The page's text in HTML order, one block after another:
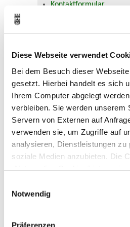
Diese Webseite verwendet
Bei dem Besuch dieser
gesetzt. Hierbei handelt es sich
Ihrem Computer abgelegt
verbleiben. Sie werden unserem
Servern von Externen auf
verwenden sie, um Zugriffe auf
analysieren, Dienstleistungen zu
soziale Medien anzubieten. Die
Drittländern (USA) mit
Datenschutzniveau verarbeiten.
dass diese zu Kontroll- und
Notwendig
Präferenzen
Kontaktformular
Defekte
Veranstaltungskalender
August 2026
Fr
3
4 5 6 7
24
25 26 27 28